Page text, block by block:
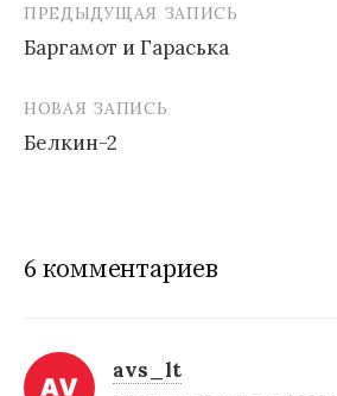
а
г
и
ПРЕДЫДУЩАЯ ЗАПИСЬ
Баргамот и Гараська
НОВАЯ ЗАПИСЬ
Белкин-2
6 комментариев
avs_lt